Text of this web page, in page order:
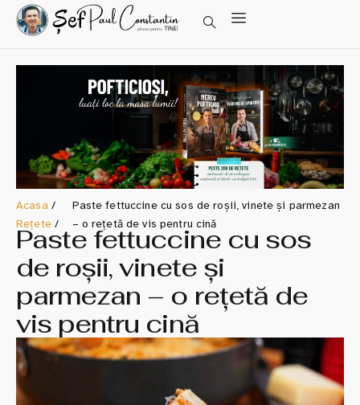
Acasa/
Rețete/
Paste fettuccine cu sos de roșii, vinete și parmezan
– o rețetă de vis pentru cină
Paste fettuccine cu sos
de roșii, vinete și
parmezan – o rețetă de
vis pentru cină